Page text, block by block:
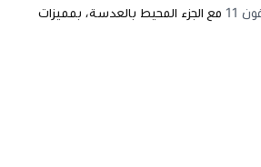
11
مع الجزء المحيط بالعدسة، بمميزات